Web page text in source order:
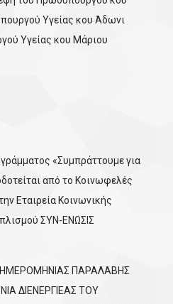
Υγείας κου Άδωνι
Υγείας κου Μάριου
«Συμπράττουμε για
από το Κοινωφελές
Εταιρεία Κοινωνικής
ΣΥΝ-ΕΝΩΣΙΣ
ΠΑΡΑΛΑΒΗΣ
ΔΙΕΝΕΡΓΙΕΑΣ ΤΟΥ